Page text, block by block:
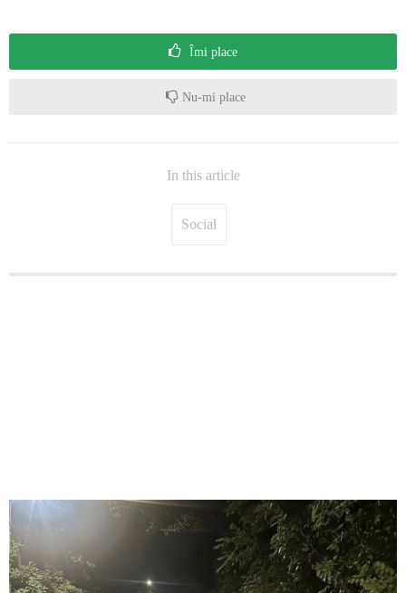
Îmi place
Nu-mi place
In this article
Social